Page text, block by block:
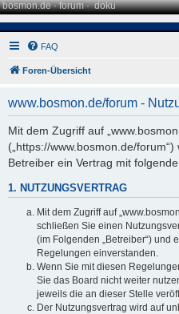
bosmon.de·forum·doku
FAQ
Foren-Übersicht
www.bosmon.de/forum -
Mit dem Zugriff auf
(„https://www.bosmon.de/
Betreiber ein Vertrag mit
1. NUTZUNGSVERTRAG
Mit dem Zugriff auf
schließen Sie einen
(im Folgenden „Betreiber“) und
Regelungen einverstanden.
Wenn Sie mit diesen
Sie das Board nicht weiter
jeweils die an dieser Stelle
Der Nutzungsvertrag wird auf